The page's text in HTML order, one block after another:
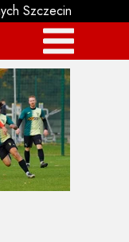
Szczecin